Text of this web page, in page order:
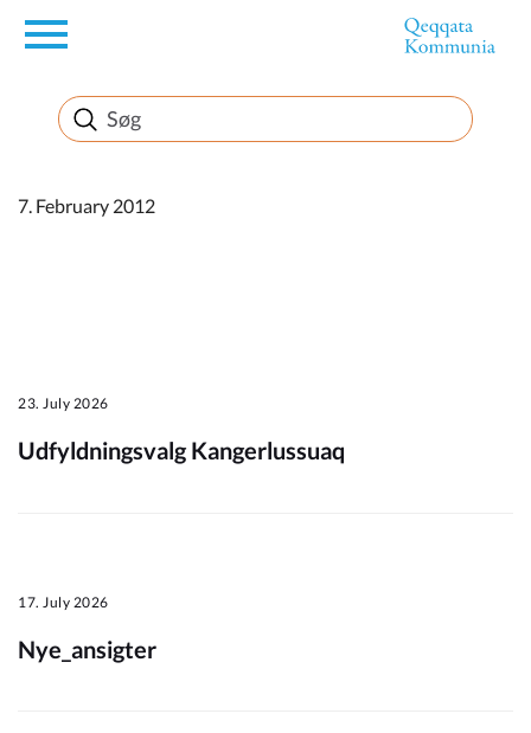
en
Borger
Erhverv
7. February 2012
23. July 2026
Udfyldningsvalg Kangerlussuaq
17. July 2026
Nye_ansigter